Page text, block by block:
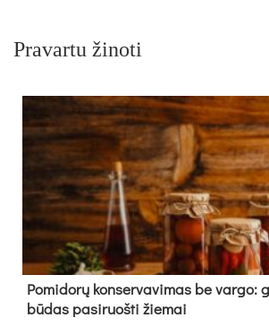
Pravartu žinoti
Pomidorų konservavimas be vargo:
būdas pasiruošti žiemai